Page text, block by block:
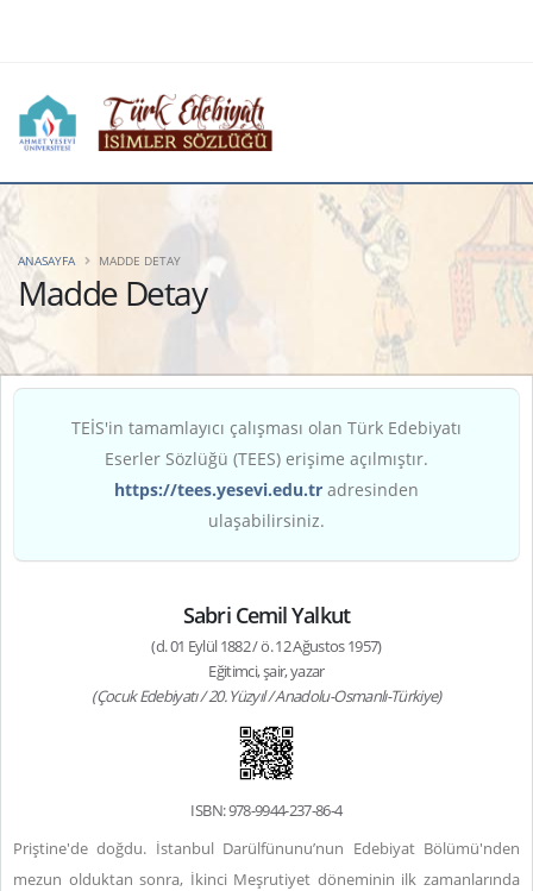
Madde Detay
ANASAYFA MADDE DETAY
TEİS'in tamamlayıcı çalışması olan Türk Edebiyatı
Eserler Sözlüğü (TEES) erişime açılmıştır.
https://tees.yesevi.edu.tr adresinden
ulaşabilirsiniz.
Sabri Cemil Yalkut
(d. 01 Eylül 1882 / ö. 12 Ağustos 1957)
Eğitimci, şair, yazar
(Çocuk Edebiyatı / 20. Yüzyıl / Anadolu-Osmanlı-Türkiye)
ISBN: 978-9944-237-86-4
Priştine'de doğdu. İstanbul Darülfünunu’nun Edebiyat Bölümü'nden
mezun olduktan sonra, İkinci Meşrutiyet döneminin ilk zamanlarında